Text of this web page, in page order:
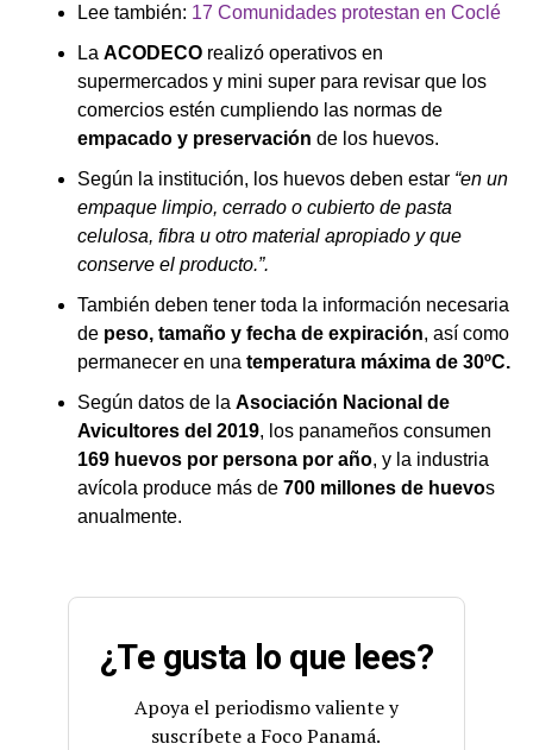
Lee también: 17 Comunidades protestan en Coclé
La ACODECO realizó operativos en
supermercados y mini super para revisar que los
comercios estén cumpliendo las normas de
empacado y preservación de los huevos.
Según la institución, los huevos deben estar “en un
empaque limpio, cerrado o cubierto de pasta
celulosa, fibra u otro material apropiado y que
conserve el producto.”.
También deben tener toda la información necesaria
de peso, tamaño y fecha de expiración, así como
permanecer en una temperatura máxima de 30ºC.
Según datos de la Asociación Nacional de
Avicultores del 2019, los panameños consumen
169 huevos por persona por año, y la industria
avícola produce más de 700 millones de huevos
anualmente.
¿Te gusta lo que lees?
Apoya el periodismo valiente y
suscríbete a Foco Panamá.